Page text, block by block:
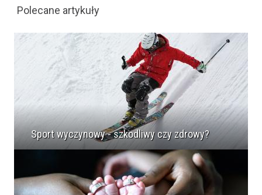
Polecane artykuły
Sport wyczynowy - szkodliwy czy zdrowy?